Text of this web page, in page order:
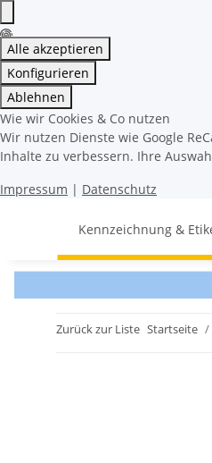
Alle akzeptieren
Konfigurieren
Ablehnen
Wie wir Cookies & Co nutzen
Wir nutzen Dienste wie Google
Inhalte zu verbessern. Ihre
Impressum | Datenschutz
Kennzeichnung &
Zurück zur Liste Startseite